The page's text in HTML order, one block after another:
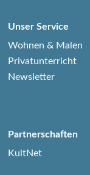
Unser Service
Wohnen & Malen
Privatunterricht
Newsletter
Partnerschaften
KultNet